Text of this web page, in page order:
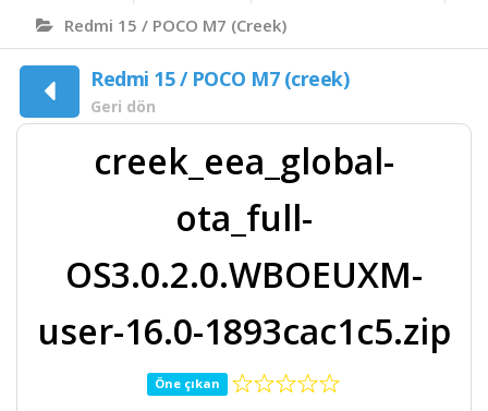
Redmi 15 / POCO M7 (creek)
Redmi 15 / POCO M7 (creek)
Geri dön
creek_eea_global-
ota_full-
OS3.0.2.0.WBOEUXM-
user-16.0-1893cac1c5.zip
Öne çıkan